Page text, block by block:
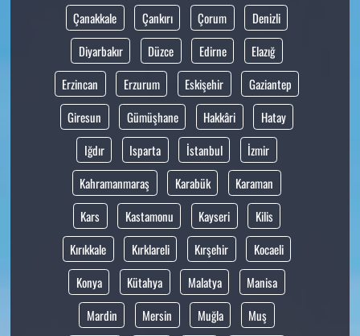
Çanakkale
Çankırı Çorum
Denizli
Diyarbakır
Düzce Edirne
Elazığ
Erzincan
Erzurum Eskişehir
Gaziantep
Giresun
Gümüşhane Hakkâri
Hatay
Iğdır
Isparta İstanbul
İzmir
Kahramanmaraş
Karabük
Karaman
Kars
Kastamonu Kayseri
Kilis
Kırıkkale
Kırklareli Kırşehir
Kocaeli
Konya
Kütahya Malatya
Manisa
Mardin
Mersin Muğla
Muş